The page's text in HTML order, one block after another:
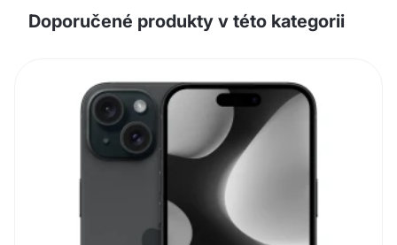
Doporučené produkty v této kategorii